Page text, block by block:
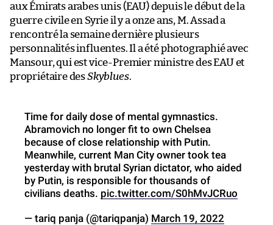
aux Émirats arabes unis (EAU) depuis le début de la
guerre civile en Syrie il y a onze ans, M. Assad a
rencontré la semaine dernière plusieurs
personnalités influentes. Il a été photographié avec
Mansour, qui est vice-Premier ministre des EAU et
propriétaire desSkyblues.
Time for daily dose of mental gymnastics.
Abramovich no longer fit to own Chelsea
because of close relationship with Putin.
Meanwhile, current Man City owner took tea
yesterday with brutal Syrian dictator, who aided
by Putin, is responsible for thousands of
civilians deaths. pic.twitter.com/S0hMvJCRuo
— tariq panja (@tariqpanja) March 19, 2022